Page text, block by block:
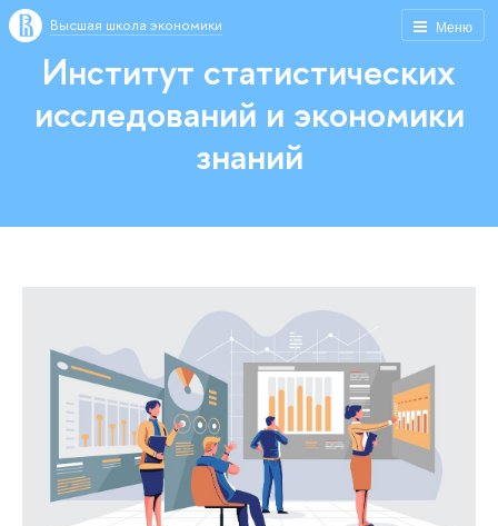
Меню
Высшая школа экономики
Институт статистических
исследований и экономики
знаний